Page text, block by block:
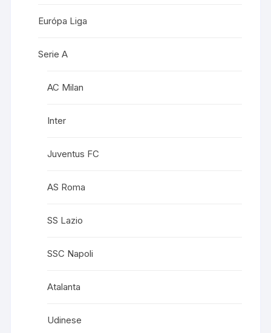
Európa Liga
Serie A
AC Milan
Inter
Juventus FC
AS Roma
SS Lazio
SSC Napoli
Atalanta
Udinese